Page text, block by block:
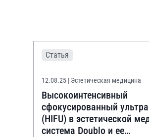
Статья
12.08.25 | Эстетическая медицина
Высокоинтенсивный
сфокусированный
(HIFU) в эстетической
система Doublo и ее